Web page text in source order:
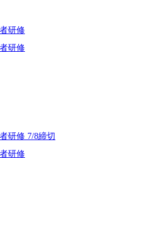
研修
研修
研修 7/8締切
研修